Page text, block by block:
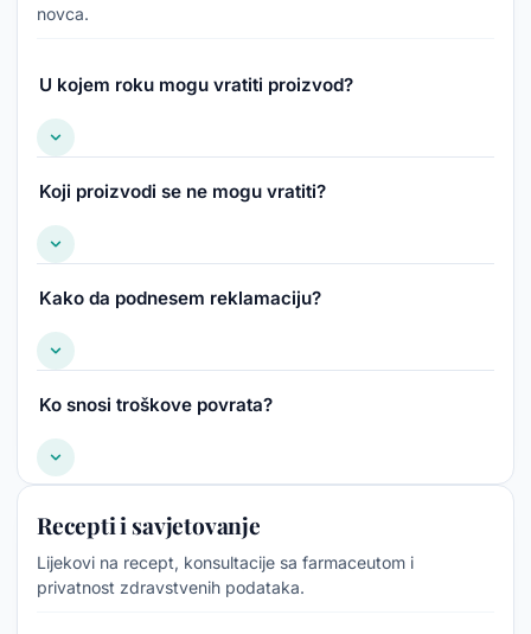
novca.
U kojem roku mogu vratiti proizvod?
Koji proizvodi se ne mogu vratiti?
Kako da podnesem reklamaciju?
Ko snosi troškove povrata?
Recepti i savjetovanje
Lijekovi na recept, konsultacije sa farmaceutom i
privatnost zdravstvenih podataka.